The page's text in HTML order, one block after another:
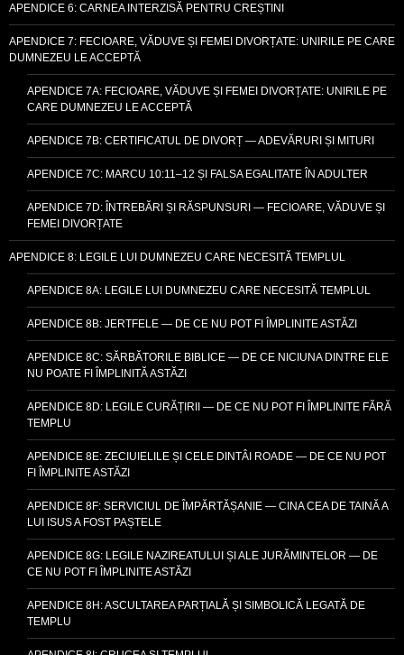
APENDICE 6: CARNEA INTERZISĂ PENTRU CREȘTINI
APENDICE 7: FECIOARE, VĂDUVE ȘI FEMEI DIVORȚATE: UNIRILE PE CARE
DUMNEZEU LE ACCEPTĂ
APENDICE 7A: FECIOARE, VĂDUVE ȘI FEMEI DIVORȚATE: UNIRILE PE
CARE DUMNEZEU LE ACCEPTĂ
APENDICE 7B: CERTIFICATUL DE DIVORȚ — ADEVĂRURI ȘI MITURI
APENDICE 7C: MARCU 10:11–12 ȘI FALSA EGALITATE ÎN ADULTER
APENDICE 7D: ÎNTREBĂRI ȘI RĂSPUNSURI — FECIOARE, VĂDUVE ȘI
FEMEI DIVORȚATE
APENDICE 8: LEGILE LUI DUMNEZEU CARE NECESITĂ TEMPLUL
APENDICE 8A: LEGILE LUI DUMNEZEU CARE NECESITĂ TEMPLUL
APENDICE 8B: JERTFELE — DE CE NU POT FI ÎMPLINITE ASTĂZI
APENDICE 8C: SĂRBĂTORILE BIBLICE — DE CE NICIUNA DINTRE ELE
NU POATE FI ÎMPLINITĂ ASTĂZI
APENDICE 8D: LEGILE CURĂȚIRII — DE CE NU POT FI ÎMPLINITE FĂRĂ
TEMPLU
APENDICE 8E: ZECIUIELILE ȘI CELE DINTÂI ROADE — DE CE NU POT
FI ÎMPLINITE ASTĂZI
APENDICE 8F: SERVICIUL DE ÎMPĂRTĂȘANIE — CINA CEA DE TAINĂ A
LUI ISUS A FOST PAȘTELE
APENDICE 8G: LEGILE NAZIREATULUI ȘI ALE JURĂMINTELOR — DE
CE NU POT FI ÎMPLINITE ASTĂZI
APENDICE 8H: ASCULTAREA PARȚIALĂ ȘI SIMBOLICĂ LEGATĂ DE
TEMPLU